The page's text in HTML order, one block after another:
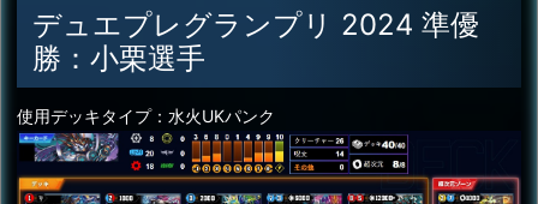
デュエプレグランプリ 2024 準優
勝：小栗選手
使用デッキタイプ：水火UKパンク